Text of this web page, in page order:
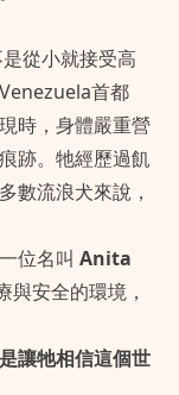
從小就接受高
首都
時，身體嚴重營
跡。牠經歷過飢
數流浪犬來說，
位名叫 Anita
與安全的環境，
讓牠相信這個世